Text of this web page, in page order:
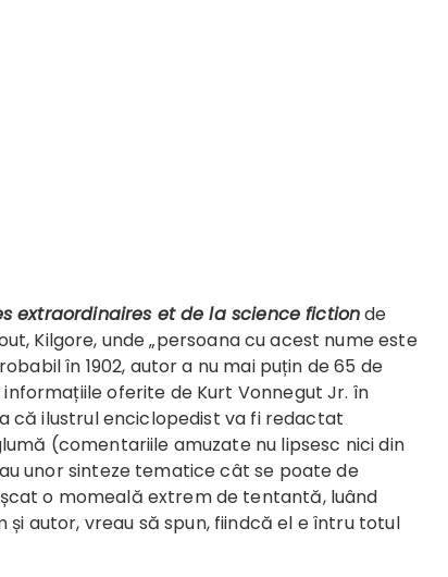
extraordinaires et de la science fictionde
Kilgore, unde „persoana cu acest nume este
în 1902, autor a nu mai puțin de 65 de
oferite de Kurt Vonnegut Jr. în
că ilustrul enciclopedist va fi redactat
(comentariile amuzate nu lipsesc nici din
unor sinteze tematice cât se poate de
o momeală extrem de tentantă, luând
autor, vreau să spun, fiindcă el e întru totul